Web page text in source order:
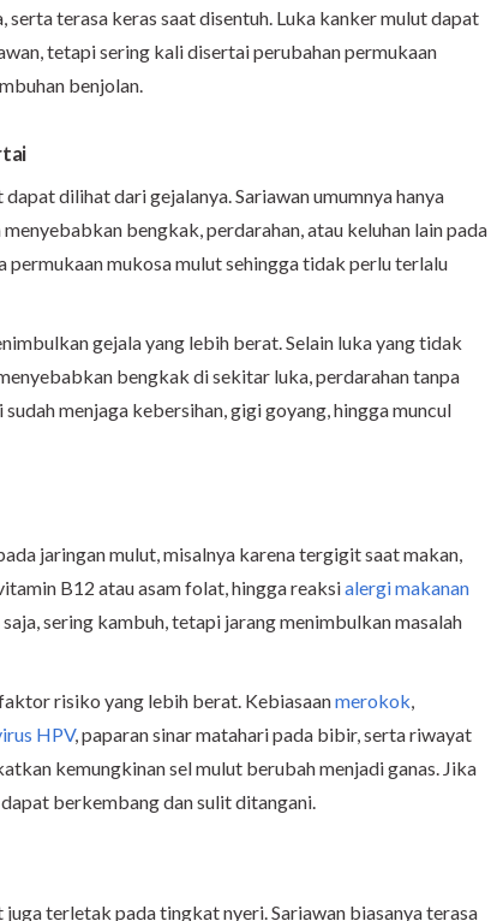
serta terasa keras saat disentuh. Luka kanker mulut dapat
tetapi sering kali disertai perubahan permukaan
benjolan.
dilihat dari gejalanya. Sariawan umumnya hanya
bengkak, perdarahan, atau keluhan lain pada
permukaan mukosa mulut sehingga tidak perlu terlalu
gejala yang lebih berat. Selain luka yang tidak
bengkak di sekitar luka, perdarahan tanpa
menjaga kebersihan, gigi goyang, hingga muncul
jaringan mulut, misalnya karena tergigit saat makan,
B12 atau asam folat, hingga reaksialergi makanan
sering kambuh, tetapi jarang menimbulkan masalah
risiko yang lebih berat. Kebiasaanmerokok,
HPV, paparan sinar matahari pada bibir, serta riwayat
kemungkinan sel mulut berubah menjadi ganas. Jika
berkembang dan sulit ditangani.
terletak pada tingkat nyeri. Sariawan biasanya terasa